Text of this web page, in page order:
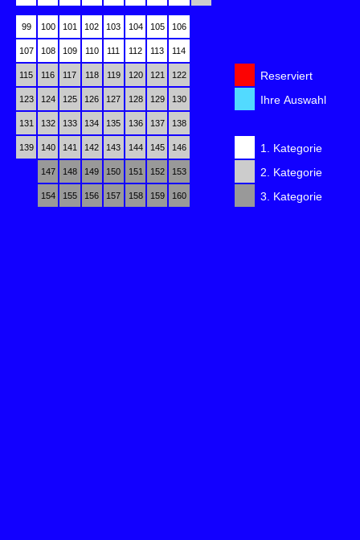
99 100 101 102 103 104 105 106
107 108 109 110 111 112 113 114
115 116 117 118 119 120 121 122 Reserviert
123 124 125 126 127 128 129 130 Ihre Auswahl
131 132 133 134 135 136 137 138
139 140 141 142 143 144 145 146 1. Kategorie
147 148 149 150 151 152 153 2. Kategorie
154 155 156 157 158 159 160 3. Kategorie